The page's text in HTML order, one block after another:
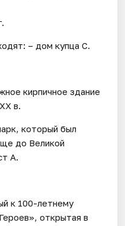
– дом купца С.
кирпичное здание
в.
который был
до Великой
А.
к 100-летнему
открытая в